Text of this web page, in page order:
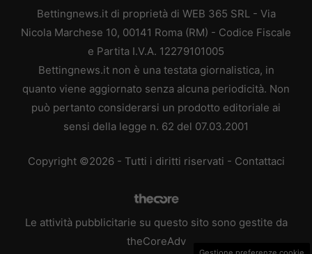
Bettingnews.it di proprietà di WEB 365 SRL - Via
Nicola Marchese 10, 00141 Roma (RM) - Codice Fiscale
e Partita I.V.A. 12279101005
Bettingnews.it non è una testata giornalistica, in
quanto viene aggiornato senza alcuna periodicità. Non
può pertanto considerarsi un prodotto editoriale ai
sensi della legge n. 62 del 07.03.2001
Copyright ©2026 - Tutti i diritti riservati - Contattaci
Le attività pubblicitarie su questo sito sono gestite da
theCoreAdv